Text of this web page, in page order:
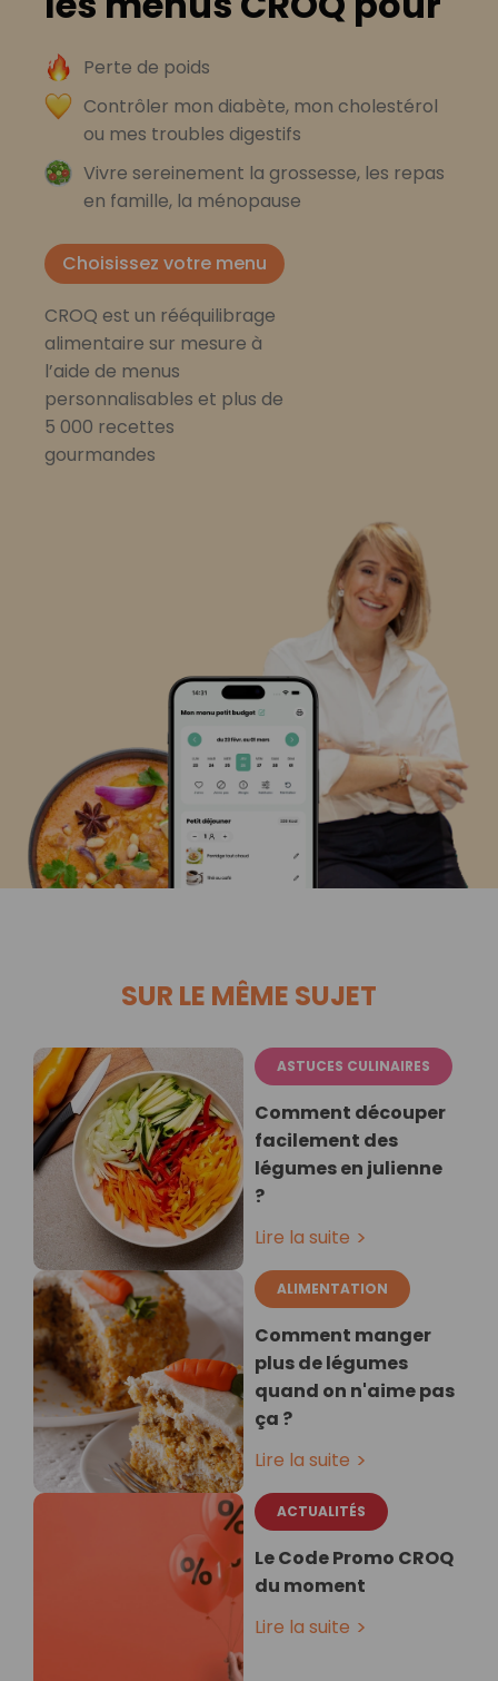
Perte de poids
Contrôler mon diabète, mon cholestérol
ou mes troubles digestifs
Vivre sereinement la grossesse, les repas
en famille, la ménopause
Choisissez votre menu
CROQ est un rééquilibrage
alimentaire sur mesure à
l’aide de menus
personnalisables et plus de
5 000 recettes
gourmandes
SUR LE MÊME SUJET
ASTUCES CULINAIRES
Comment découper
facilement des
légumes en julienne
?
Lire la suite
ALIMENTATION
Comment manger
plus de légumes
quand on n'aime pas
ça ?
Lire la suite
ACTUALITÉS
Le Code Promo CROQ
du moment
Lire la suite